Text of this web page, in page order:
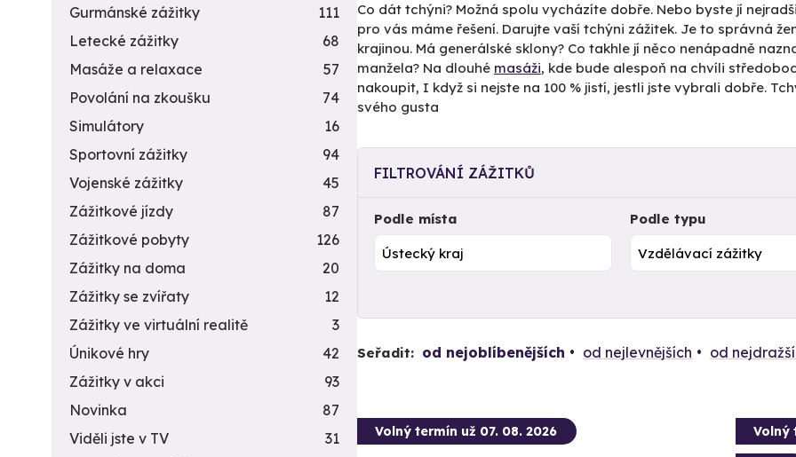
Co dát tchýni? Možná spolu vycházíte dobře. Nebo byste jí
pro vás máme řešení. Darujte vaší tchýni zážitek. Je to správná
krajinou. Má generálské sklony? Co takhle jí něco nenápadně
manžela? Na dlouhé masáži, kde bude alespoň na chvíli
nakoupit, I když si nejste na 100 % jistí, jestli jste vybrali dobře.
svého gusta
FILTROVÁNÍ ZÁŽITKŮ
Podle místa Podle typu
Seřadit: od nejoblíbenějších od nejlevnějších od
Volný termín už 07. 08. 2026 Volný
Gurmánské zážitky
111
Letecké zážitky
68
Masáže a relaxace
57
Povolání na zkoušku
74
Simulátory
16
Sportovní zážitky
94
Vojenské zážitky
45
Zážitkové jízdy
87
Zážitkové pobyty
126
Zážitky na doma
20
Zážitky se zvířaty
12
Zážitky ve virtuální realitě
3
Únikové hry
42
Zážitky v akci
93
Novinka
87
Viděli jste v TV
31